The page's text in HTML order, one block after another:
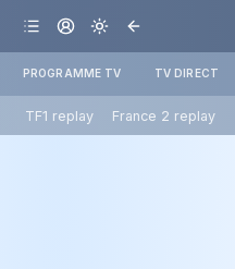
PROGRAMME TV TV DIRECT
TF1 replay France 2 replay